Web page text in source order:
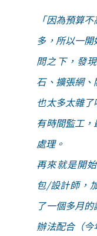
「因為預算
多，所以一
問之下，發
石、擴張網
也太多太雜
有時間監工
處理。
再來就是開
包/設計師，
了一個多月
辦法配合（